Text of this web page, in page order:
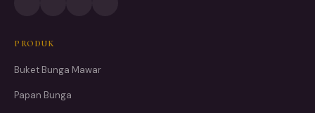
PRODUK
Buket Bunga Mawar
Papan Bunga